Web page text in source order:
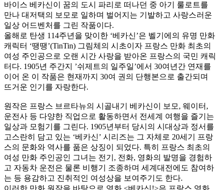
바이스 베카신이 꿈의 도시 파리로 떠나던 중 아기 룰로트를
만나 대저택의 보모로 일하며 벌어지는 기발하고 사랑스러운
일상 어드벤처를 그린 작품이다.
올해로 탄생 114주년을 맞이한 ‘베카신’은 벨기에의 유명 만화
캐릭터 ‘땡땡’(TinTin) 그림체의 시초이자 프랑스 만화 최초의
여성 주인공으로 오랜 시간 사랑을 받아온 프랑스의 국민 캐릭
터다. 1905년 주간지 ’쉬제트의 일주일’에서 30여년간 연재를
이어 온 이 작품은 현재까지 30여 권의 단행본으로 출간되며
뜨거운 인기를 자랑한다.
원작은 프랑스 브르타뉴의 시골내기 베카신이 보모, 웨이터,
운전사 등 다양한 직업으로 활동하면서 전세계 여행을 즐기는
일상과 모험기를 그린다. 1905년부터 당시의 시대상과 정서를
고스란히 담고 있는 ‘베카신’ 시리즈는 그 자체로 20세기 프랑
스의 문화와 역사를 품은 상징이 되었다. 특히 프랑스 최초의
여성 만화 주인공인 그녀는 전기, 전화, 영화의 발명을 경험하
고 자동차 운전은 물론 비행기 조종하며 세계대전에도 참여하
는 등 용감하고 진취적인 여성상을 보여주기도 한다.